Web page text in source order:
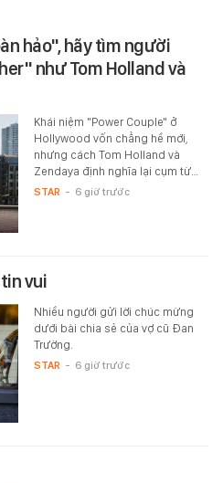
hảo", hãy tìm người
như Tom Holland và
Khái niệm "Power Couple" ở
Hollywood vốn chẳng hề mới,
nhưng cách Tom Holland và
Zendaya định nghĩa lại cụm từ…
STAR - 6 giờ trước
vui
Nhiều người gửi lời chúc mừng
dưới bài chia sẻ của vợ cũ Đan
Trường.
STAR - 6 giờ trước